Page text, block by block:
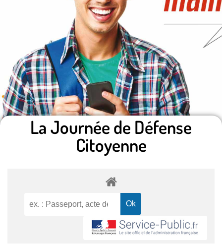
La Journée de Défense
Citoyenne